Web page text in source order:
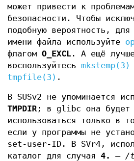
может привести к
безопасности. Чтобы
подобную вероятность, для
имени файла используйте
флагом O_EXCL . А ещё
воспользуйтесь mkstemp(3)
tmpfile(3) .
В SUSv2 не упоминается
TMPDIR ; в glibc она будет
использоваться только в
если у программы не
set-user-ID. В SVr4,
каталог для случая 4. — /